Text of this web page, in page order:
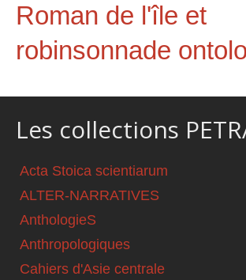
Roman de l'île et
robinsonnade
Les collections
Acta Stoica scientiarum
ALTER-NARRATIVES
AnthologieS
Anthropologiques
Cahiers d'Asie centrale